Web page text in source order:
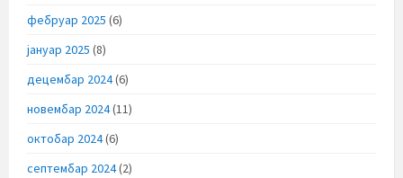
фебруар 2025 (6)
јануар 2025 (8)
децембар 2024(6)
новембар 2024(11)
октобар 2024(6)
септембар 2024(2)